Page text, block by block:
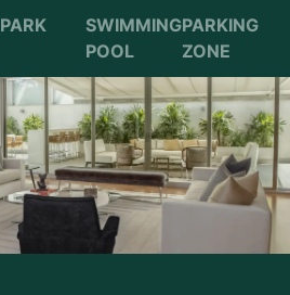
PARK
SWIMMING
POOL
PARKING
ZONE